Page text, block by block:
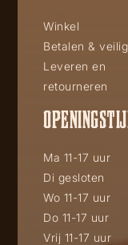
Winkel
Betalen &
Leveren en
retourneren
Ma 11-17 uur
Di gesloten
Wo 11-17 uur
Do 11-17 uur
Vrij 11-17 uur